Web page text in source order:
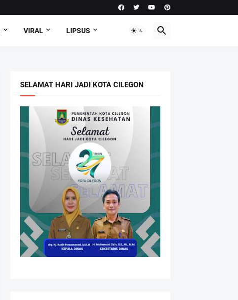
VIRAL LIPSUS
SELAMAT HARI JADI KOTA CILEGON